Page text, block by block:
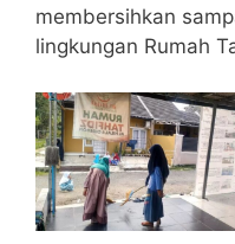
membersihkan
lingkungan Rumah